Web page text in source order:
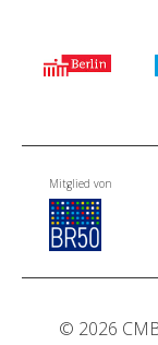
Mitglied von
© 2026